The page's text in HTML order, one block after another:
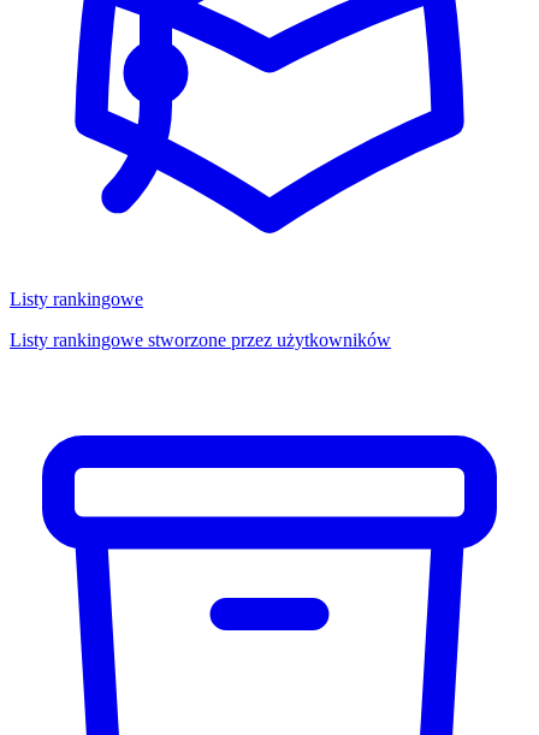
Listy rankingowe
Listy rankingowe stworzone przez użytkowników